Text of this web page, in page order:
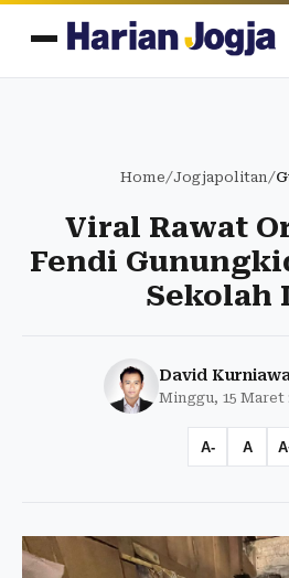
Home/Jogjapolitan/
Viral Rawat
Fendi
Sekolah
David
Minggu, 15 Maret
A- A